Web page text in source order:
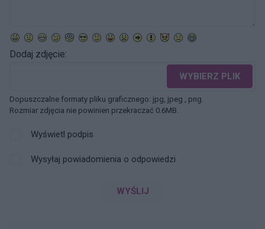
Dodaj zdjęcie:
WYBIERZ PLIK
Dopuszczalne formaty pliku graficznego: jpg, jpeg , png.
Rozmiar zdjęcia nie powinien przekraczać 0.6MB.
Wyświetl podpis
Wysyłaj powiadomienia o odpowiedzi
WYŚLIJ